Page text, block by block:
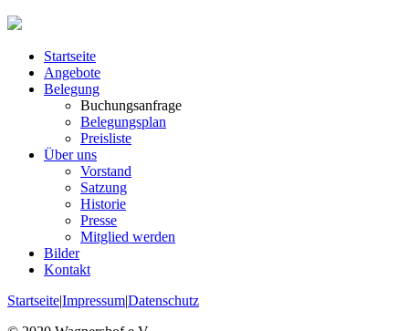
Startseite
Angebote
Belegung
Buchungsanfrage
Belegungsplan
Preisliste
Über uns
Vorstand
Satzung
Historie
Presse
Mitglied werden
Bilder
Kontakt
Startseite|Impressum|Datenschutz